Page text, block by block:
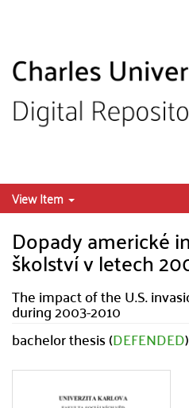
View Item
Dopady americké
školství v letech
The impact of the U.S.
during 2003-2010
bachelor thesis (DEFENDED)